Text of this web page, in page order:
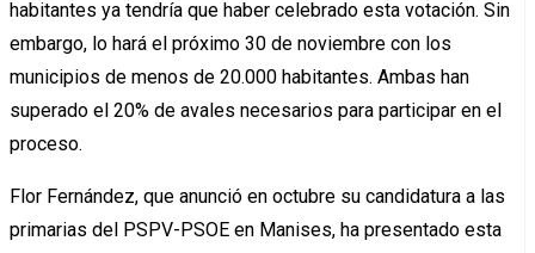
habitantes ya tendría que haber celebrado esta votación. Sin
embargo, lo hará el próximo 30 de noviembre con los
municipios de menos de 20.000 habitantes. Ambas han
superado el 20% de avales necesarios para participar en el
proceso.
Flor Fernández, que anunció en octubre su candidatura a las
primarias del PSPV-PSOE en Manises, ha presentado esta